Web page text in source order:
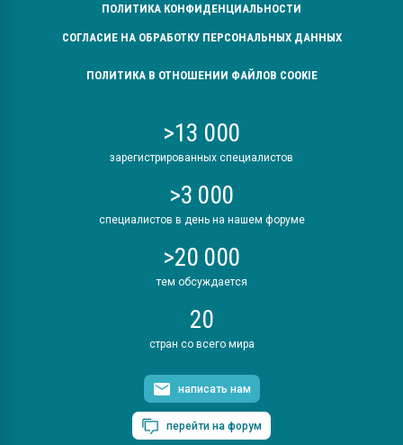
ПОЛИТИКА КОНФИДЕНЦИАЛЬНОСТИ
СОГЛАСИЕ НА ОБРАБОТКУ ПЕРСОНАЛЬНЫХ ДАННЫХ
ПОЛИТИКА В ОТНОШЕНИИ ФАЙЛОВ COOKIE
>13 000
зарегистрированных специалистов
>3 000
специалистов в день на нашем форуме
>20 000
тем обсуждается
20
стран со всего мира
написать нам
перейти на форум